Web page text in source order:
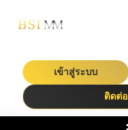
เข้าสู่ระบบ
ติดต่